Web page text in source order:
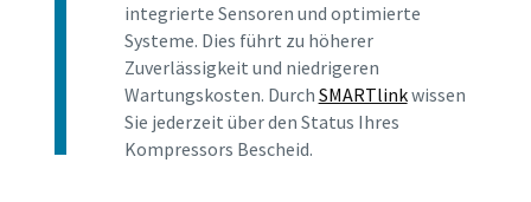
integrierte Sensoren und optimierte
Systeme. Dies führt zu höherer
Zuverlässigkeit und niedrigeren
Wartungskosten. Durch SMARTlinkwissen
Sie jederzeit über den Status Ihres
Kompressors Bescheid.